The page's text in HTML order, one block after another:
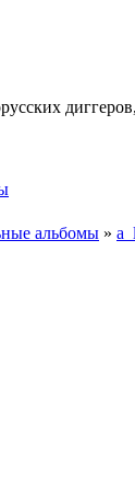
альбомы »